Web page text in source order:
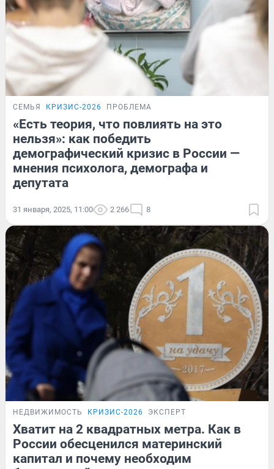
СЕМЬЯ КРИЗИС-2026 ПРОБЛЕМА
«Есть теория, что повлиять на это
нельзя»: как победить
демографический кризис в России —
мнения психолога, демографа и
депутата
31 января, 2025, 11:00 2 266 8
НЕДВИЖИМОСТЬ КРИЗИС-2026 ЭКСПЕРТ
Хватит на 2 квадратных метра. Как в
России обесценился материнский
капитал и почему необходим